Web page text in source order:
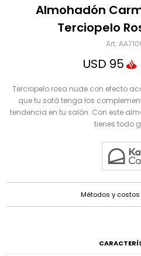
Almohadón
Terciopelo
USD 95
Terciopelo rosa nude con efecto
que tu sofá tenga los
tendencia en tu salón. Con este
tienes todo
Métodos y